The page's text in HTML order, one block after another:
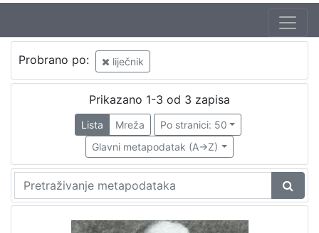
Probrano po: liječnik
Prikazano 1-3 od 3 zapisa
Lista Mreža
Po stranici: 50
Glavni metapodatak (A->Z)